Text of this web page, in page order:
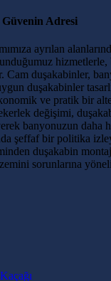
Adresi
ayrılan
hizmetlerle,
Cam duşakabinler,
duşakabinler
ve pratik bir
değişimi,
banyonuzun
şeffaf bir politika
duşakabin
sorunlarına